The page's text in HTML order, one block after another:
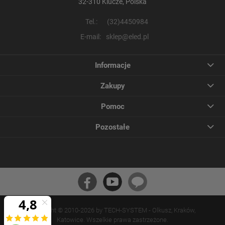
Tel.:
(32)4450984
E-mail:
sklep@eled.pl
Informacje
Zakupy
Pomoc
Pozostałe
Copyright © 2010-2026 by TECH-SYSTEM - Olkusz, Kraków,
Katowice. Wszelkie prawa zastrzeżone.